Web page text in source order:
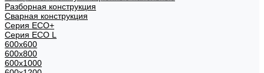
Разборная конструкция
Сварная конструкция
Серия ECO+
Серия ECO L
600x600
600x800
600х1000